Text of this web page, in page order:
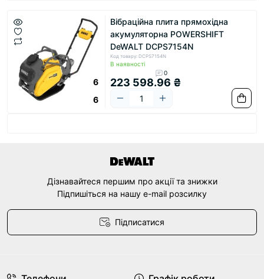
6
6
Вібраційна плита прямохідна
акумуляторна POWERSHIFT
DeWALT DCPS7154N
Код товару: DCPS7154N
В наявності
0
223 598.96 ₴
Дізнавайтеся першим про акції та знижки
Підпишіться на нашу e-mail розсилку
Підписатися